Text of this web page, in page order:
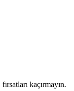
kaçırmayın.